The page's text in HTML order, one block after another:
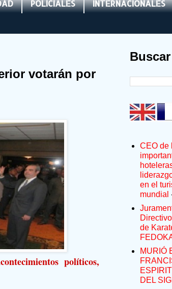
POLICIALES
INTERNACIONALES
votarán por
políticos,
CEO de
en el
mundial
de
MURIÓ
DEL